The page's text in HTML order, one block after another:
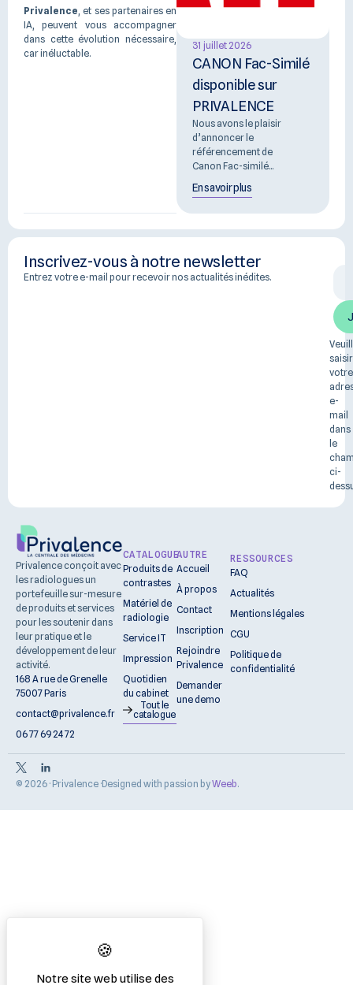
Privalence, et ses partenaires en
IA, peuvent vous accompagner
dans cette évolution nécessaire,
car inéluctable.
31 juillet 2026
CANON Fac-Similé
disponible sur
PRIVALENCE
Nous avons le plaisir
d’annoncer le
référencement de
Canon Fac-similé...
En savoir plus
Inscrivez-vous à notre newsletter
Entrez votre e-mail pour recevoir nos actualités inédites.
saisir
votre
e-
mail
dans
le
ci-
Privalence conçoit avec
les radiologues un
portefeuille sur-mesure
de produits et services
pour les soutenir dans
leur pratique et le
développement de leur
activité.
168 A rue de Grenelle
75007 Paris
contact@privalence.fr
06 77 69 24 72
CATALOGUE
Produits de
contrastes
Matériel de
radiologie
Service IT
Impression
Quotidien
du cabinet
Tout le
catalogue
AUTRE
Accueil
À propos
Contact
Inscription
Rejoindre
Privalence
Demander
une demo
RESSOURCES
FAQ
Actualités
Mentions légales
CGU
Politique de
confidentialité
© 2026 · Privalence ·Designed with passion byWeeb.
Notre site web utilise des